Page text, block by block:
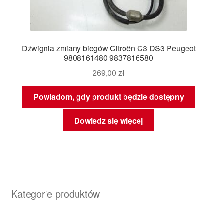
Dźwignia zmiany biegów Citroën C3 DS3 Peugeot
9808161480 9837816580
269,00 zł
Powiadom, gdy produkt będzie dostępny
Dowiedz się więcej
Kategorie produktów